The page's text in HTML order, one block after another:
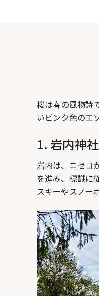
桜は春の風物詩
いピンク色のエ
1. 岩内神社
岩内は、ニセコ
を進み、標識に
スキーやスノー